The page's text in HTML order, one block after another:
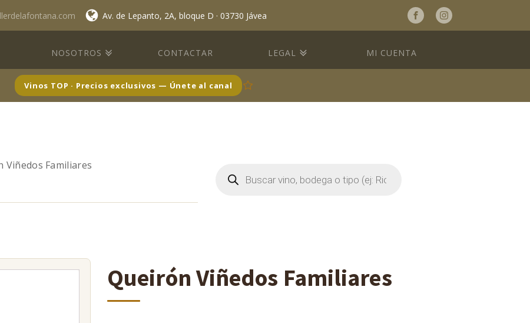
Av. de Lepanto, 2A, bloque D · 03730 Jávea
NOSOTROS CONTACTAR LEGAL MI CUENTA
Vinos TOP · Precios exclusivos — Únete al canal
Viñedos Familiares
Búsqueda
Queirón Viñedos Familiares